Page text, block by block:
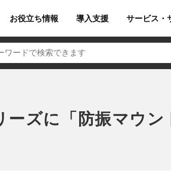
お役立ち情報 導入支援 サービス・
ーズに「防振マウ